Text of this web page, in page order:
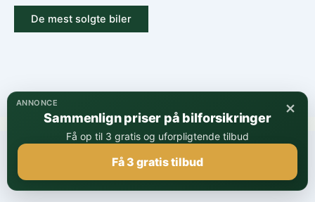
De mest solgte biler
Stigning i elbilsalget præger bilmarkedet i Danmark i starten
af 2025
×
ANNONCE
Sammenlign priser på bilforsikringer
Få op til 3 gratis og uforpligtende tilbud
Få 3 gratis tilbud